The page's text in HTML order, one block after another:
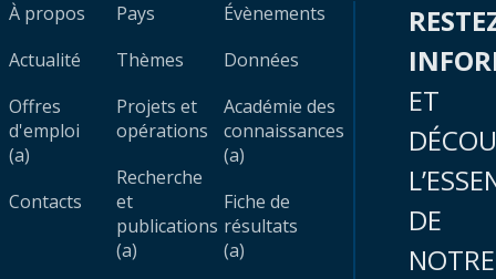
À propos
Actualité
Offres
d'emploi
(a)
Contacts
Pays
Thèmes
Projets et
opérations
Recherche
et
publications
(a)
Évènements
Données
Académie des
connaissances
(a)
Fiche de
résultats
(a)
ET
DE
NOTRE